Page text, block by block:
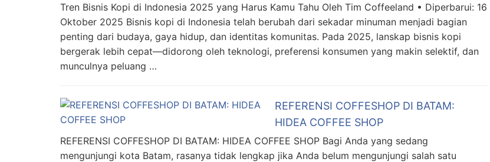
Tren Bisnis Kopi di Indonesia 2025 yang Harus Kamu Tahu Oleh Tim Coffeeland • Diperbarui: 16
Oktober 2025 Bisnis kopi di Indonesia telah berubah dari sekadar minuman menjadi bagian
penting dari budaya, gaya hidup, dan identitas komunitas. Pada 2025, lanskap bisnis kopi
bergerak lebih cepat—didorong oleh teknologi, preferensi konsumen yang makin selektif, dan
munculnya peluang …
REFERENSI COFFESHOP DI BATAM:
HIDEA COFFEE SHOP
REFERENSI COFFESHOP DI BATAM: HIDEA COFFEE SHOP Bagi Anda yang sedang
mengunjungi kota Batam, rasanya tidak lengkap jika Anda belum mengunjungi salah satu